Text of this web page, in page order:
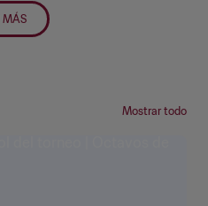
MÁS
Mostrar todo